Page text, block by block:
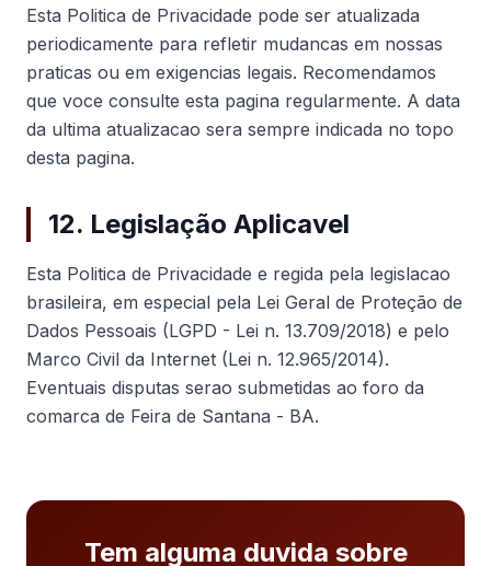
Esta Politica de Privacidade pode ser atualizada
periodicamente para refletir mudancas em nossas
praticas ou em exigencias legais. Recomendamos
que voce consulte esta pagina regularmente. A data
da ultima atualizacao sera sempre indicada no topo
desta pagina.
12. Legislação Aplicavel
Esta Politica de Privacidade e regida pela legislacao
brasileira, em especial pela Lei Geral de Proteção de
Dados Pessoais (LGPD - Lei n. 13.709/2018) e pelo
Marco Civil da Internet (Lei n. 12.965/2014).
Eventuais disputas serao submetidas ao foro da
comarca de Feira de Santana - BA.
Tem alguma duvida sobre